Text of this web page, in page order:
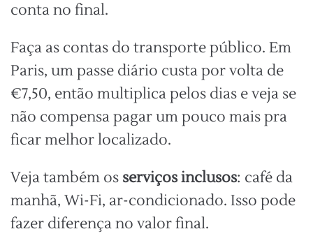
conta no final.
Faça as contas do transporte público. Em
Paris, um passe diário custa por volta de
€7,50, então multiplica pelos dias e veja se
não compensa pagar um pouco mais pra
ficar melhor localizado.
Veja também os serviços inclusos: café da
manhã, Wi-Fi, ar-condicionado. Isso pode
fazer diferença no valor final.